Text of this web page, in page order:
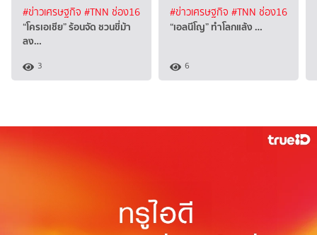
#ข่าวเศรษฐกิจ #TNN ช่อง16
“โครเอเชีย” ร้อนจัด ชวนขี่ม้า
ลง…
3
#ข่าวเศรษฐกิจ #TNN ช่อง16
“เอลนีโญ” ทำโลกแล้ง …
6